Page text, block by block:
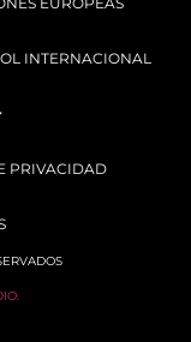
INTERNACIONAL
PRIVACIDAD